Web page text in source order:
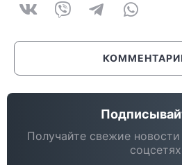
Получайте свежие
соцсетях